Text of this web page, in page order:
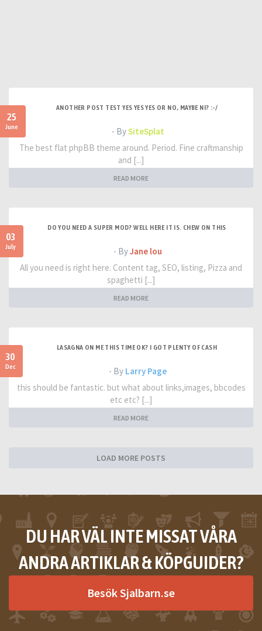
25
June
ANOTHER POST TEST YES YES YES OR NO, MAYBE NI? :-/
- BySiteSplat
The best flat phpBB theme around. Period. Fine craftmanship
and [...]
READ MORE
03
July
DO YOU NEED A SUPER MOD? WELL HERE IT IS. CHEW ON THIS
- ByJane lou
All you need is right here. Content tag, SEO, listing, Pizza and
spaghetti [...]
READ MORE
30
Dec
LASAGNA ON ME THIS TIME OK? I GOT PLENTY OF CASH
- By Larry Page
this should be fantastic. but what about links,images, bbcodes
etc etc? [...]
READ MORE
LOAD MORE POSTS
DU HAR VÄL INTE MISSAT VÅRA
ANDRA ARTIKLAR & KÖPGUIDER?
Besök Sjalbarn.se